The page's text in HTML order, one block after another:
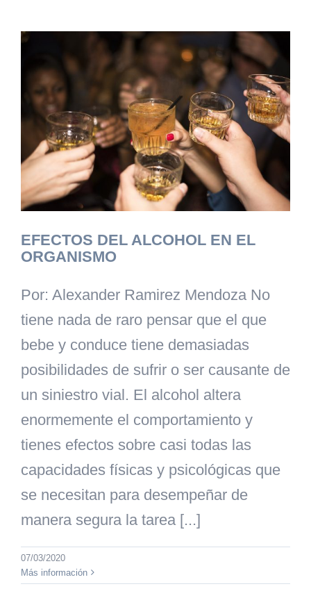
EFECTOS DEL ALCOHOL EN EL
ORGANISMO
Por: Alexander Ramirez Mendoza No
tiene nada de raro pensar que el que
bebe y conduce tiene demasiadas
posibilidades de sufrir o ser causante de
un siniestro vial. El alcohol altera
enormemente el comportamiento y
tienes efectos sobre casi todas las
capacidades físicas y psicológicas que
se necesitan para desempeñar de
manera segura la tarea [...]
07/03/2020
Más información